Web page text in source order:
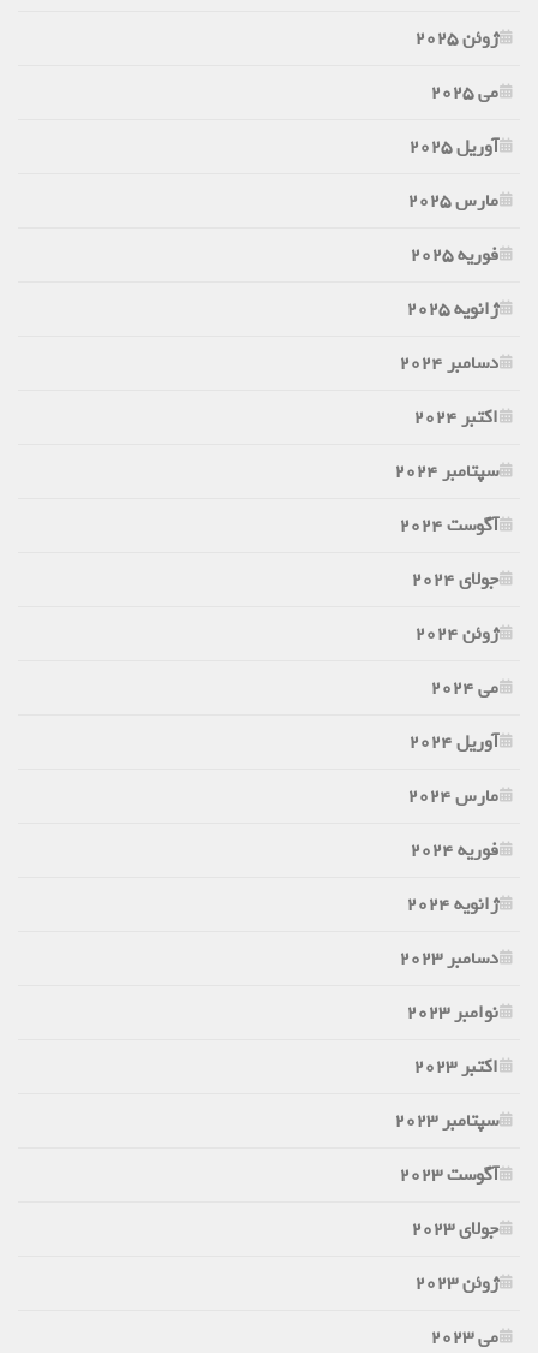
ژوئن 2025
می 2025
آوریل 2025
مارس 2025
فوریه 2025
ژانویه 2025
دسامبر 2024
اکتبر 2024
سپتامبر 2024
آگوست 2024
جولای 2024
ژوئن 2024
می 2024
آوریل 2024
مارس 2024
فوریه 2024
ژانویه 2024
دسامبر 2023
نوامبر 2023
اکتبر 2023
سپتامبر 2023
آگوست 2023
جولای 2023
ژوئن 2023
می 2023